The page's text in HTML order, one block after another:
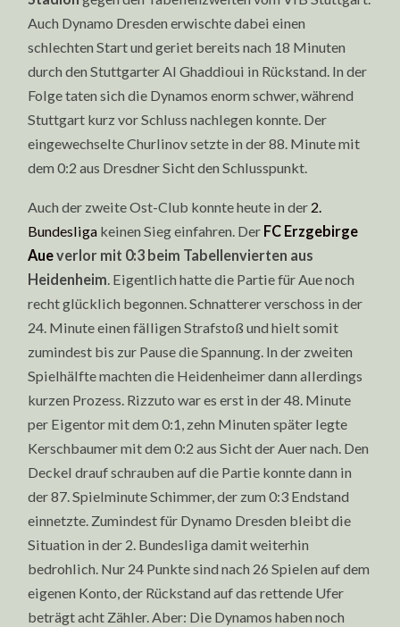
Auch Dynamo Dresden erwischte dabei einen
schlechten Start und geriet bereits nach 18 Minuten
durch den Stuttgarter Al Ghaddioui in Rückstand. In der
Folge taten sich die Dynamos enorm schwer, während
Stuttgart kurz vor Schluss nachlegen konnte. Der
eingewechselte Churlinov setzte in der 88. Minute mit
dem 0:2 aus Dresdner Sicht den Schlusspunkt.
Auch der zweite Ost-Club konnte heute in der 2.
Bundesliga keinen Sieg einfahren. Der FC Erzgebirge
Aueverlor mit 0:3 beim Tabellenvierten aus
Heidenheim. Eigentlich hatte die Partie für Aue noch
recht glücklich begonnen. Schnatterer verschoss in der
24. Minute einen fälligen Strafstoß und hielt somit
zumindest bis zur Pause die Spannung. In der zweiten
Spielhälfte machten die Heidenheimer dann allerdings
kurzen Prozess. Rizzuto war es erst in der 48. Minute
per Eigentor mit dem 0:1, zehn Minuten später legte
Kerschbaumer mit dem 0:2 aus Sicht der Auer nach. Den
Deckel drauf schrauben auf die Partie konnte dann in
der 87. Spielminute Schimmer, der zum 0:3 Endstand
einnetzte. Zumindest für Dynamo Dresden bleibt die
Situation in der 2. Bundesliga damit weiterhin
bedrohlich. Nur 24 Punkte sind nach 26 Spielen auf dem
eigenen Konto, der Rückstand auf das rettende Ufer
beträgt acht Zähler. Aber: Die Dynamos haben noch